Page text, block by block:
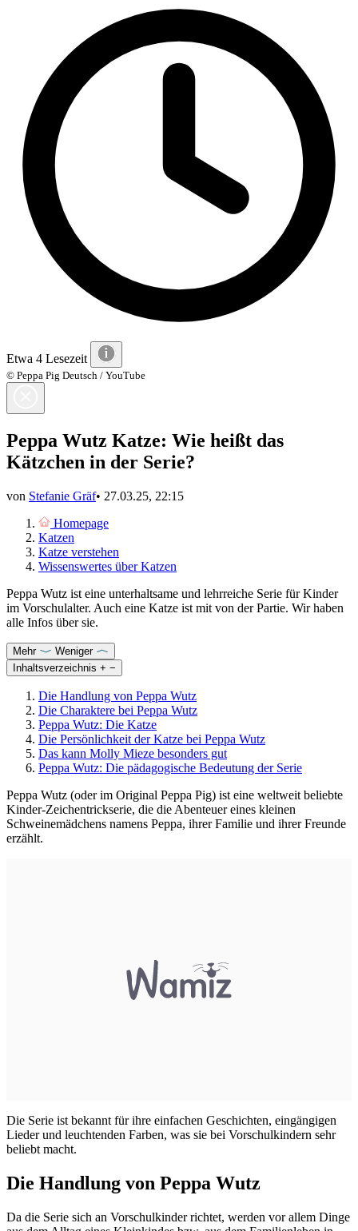
Etwa 4 Lesezeit
© Peppa Pig Deutsch / YouTube
Peppa Wutz Katze: Wie heißt das
Kätzchen in der Serie?
von Stefanie Gräf• 27.03.25, 22:15
Homepage
Katzen
Katze verstehen
Wissenswertes über Katzen
Peppa Wutz ist eine unterhaltsame und lehrreiche Serie für Kinder
im Vorschulalter. Auch eine Katze ist mit von der Partie. Wir haben
alle Infos über sie.
Mehr
Weniger
Inhaltsverzeichnis + −
Die Handlung von Peppa Wutz
Die Charaktere bei Peppa Wutz
Peppa Wutz: Die Katze
Die Persönlichkeit der Katze bei Peppa Wutz
Das kann Molly Mieze besonders gut
Peppa Wutz: Die pädagogische Bedeutung der Serie
Peppa Wutz (oder im Original Peppa Pig) ist eine weltweit beliebte
Kinder-Zeichentrickserie, die die Abenteuer eines kleinen
Schweinemädchens namens Peppa, ihrer Familie und ihrer Freunde
erzählt.
Die Serie ist bekannt für ihre einfachen Geschichten, eingängigen
Lieder und leuchtenden Farben, was sie bei Vorschulkindern sehr
beliebt macht.
Die Handlung von Peppa Wutz
Da die Serie sich an Vorschulkinder richtet, werden vor allem Dinge